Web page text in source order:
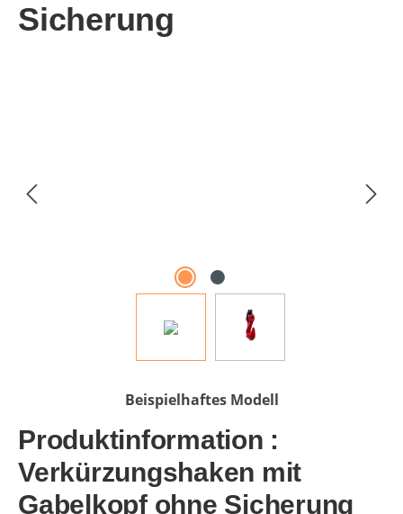
Sicherung
Beispielhaftes Modell
Produktinformation :
Verkürzungshaken mit
Gabelkopf ohne Sicherung